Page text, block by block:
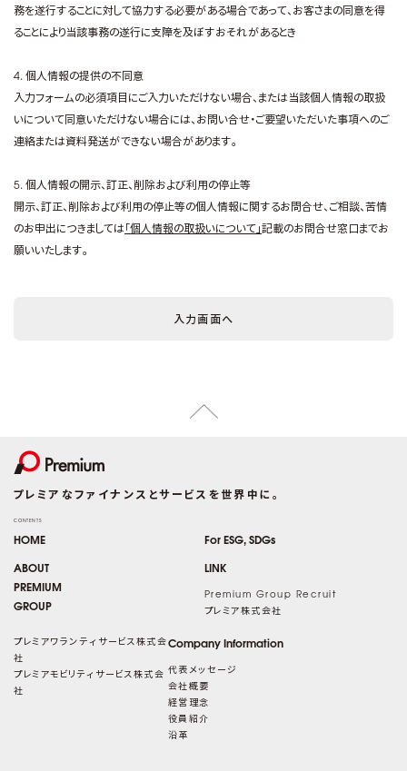
務を遂行することに対して協力する必要がある場合であって、お客さまの同意を得
ることにより当該事務の遂行に支障を及ぼすおそれがあるとき
4. 個人情報の提供の不同意
入力フォームの必須項目にご入力いただけない場合、または当該個人情報の取扱
いについて同意いただけない場合には、お問い合せ・ご要望いただいた事項へのご
連絡または資料発送ができない場合があります。
5. 個人情報の開示、訂正、削除および利用の停止等
開示、訂正、削除および利用の停止等の個人情報に関するお問合せ、ご相談、苦情
のお申出につきましては「個人情報の取扱いについて」記載のお問合せ窓口までお
願いいたします。
入力画面へ
プレミアなファイナンスとサービスを世界中に。
CONTENTS
HOME
ABOUT
PREMIUM
GROUP
Company Information
代表メッセージ
会社概要
経営理念
役員紹介
沿革
For ESG, SDGs
LINK
Premium Group Recruit
プレミア株式会社
プレミアワランティサービス株式会
社
プレミアモビリティサービス株式会
社